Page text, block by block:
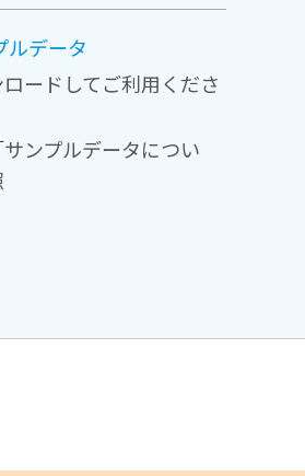
ルデータ
ードしてご利用くださ
ンプルデータについ